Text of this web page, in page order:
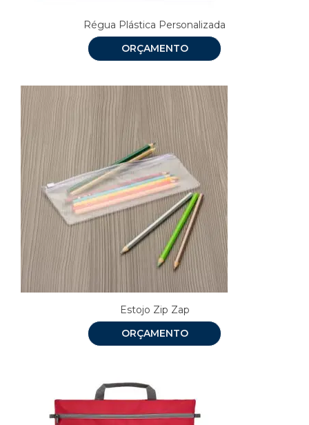
Régua Plástica Personalizada
ORÇAMENTO
Estojo Zip Zap
ORÇAMENTO